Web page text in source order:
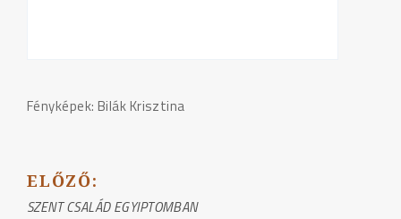
Fényképek: Bilák Krisztina
BEJEGYZÉS
ELŐZŐ:
SZENT CSALÁD EGYIPTOMBAN